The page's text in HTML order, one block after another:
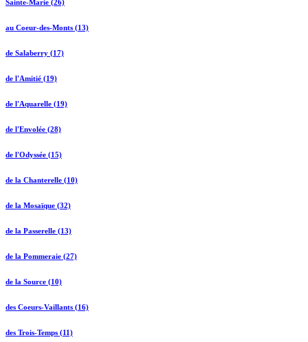
Sainte-Marie (26)
au Coeur-des-Monts (13)
de Salaberry (17)
de l'Amitié (19)
de l'Aquarelle (19)
de l'Envolée (28)
de l'Odyssée (15)
de la Chanterelle (10)
de la Mosaïque (32)
de la Passerelle (13)
de la Pommeraie (27)
de la Source (10)
des Coeurs-Vaillants (16)
des Trois-Temps (11)